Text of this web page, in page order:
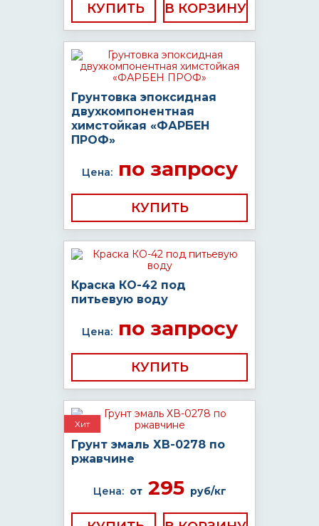
КУПИТЬ
Грунтовка эпоксидная
двухкомпонентная
химстойкая «ФАРБЕН
ПРОФ»
Цена:по запросу
КУПИТЬ
Краска КО-42 под
питьевую воду
Цена:по запросу
КУПИТЬ
Хит
Грунт эмаль ХВ-0278 по
ржавчине
Цена: от295 руб/кг